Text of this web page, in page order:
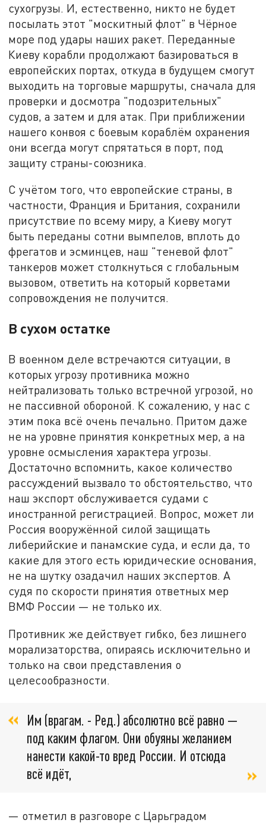
сухогрузы. И, естественно, никто не будет
посылать этот "москитный флот" в Чёрное
море под удары наших ракет. Переданные
Киеву корабли продолжают базироваться в
европейских портах, откуда в будущем смогут
выходить на торговые маршруты, сначала для
проверки и досмотра "подозрительных"
судов, а затем и для атак. При приближении
нашего конвоя с боевым кораблём охранения
они всегда могут спрятаться в порт, под
защиту страны-союзника.
С учётом того, что европейские страны, в
частности, Франция и Британия, сохранили
присутствие по всему миру, а Киеву могут
быть переданы сотни вымпелов, вплоть до
фрегатов и эсминцев, наш "теневой флот"
танкеров может столкнуться с глобальным
вызовом, ответить на который корветами
сопровождения не получится.
В сухом остатке
В военном деле встречаются ситуации, в
которых угрозу противника можно
нейтрализовать только встречной угрозой, но
не пассивной обороной. К сожалению, у нас с
этим пока всё очень печально. Притом даже
не на уровне принятия конкретных мер, а на
уровне осмысления характера угрозы.
Достаточно вспомнить, какое количество
рассуждений вызвало то обстоятельство, что
наш экспорт обслуживается судами с
иностранной регистрацией. Вопрос, может ли
Россия вооружённой силой защищать
либерийские и панамские суда, и если да, то
какие для этого есть юридические основания,
не на шутку озадачил наших экспертов. А
судя по скорости принятия ответных мер
ВМФ России — не только их.
Противник же действует гибко, без лишнего
морализаторства, опираясь исключительно и
только на свои представления о
целесообразности.
Им (врагам. - Ред.) абсолютно всё равно —
под каким флагом. Они обуяны желанием
нанести какой-то вред России. И отсюда
всё идёт,
— отметил в разговоре с Царьградом